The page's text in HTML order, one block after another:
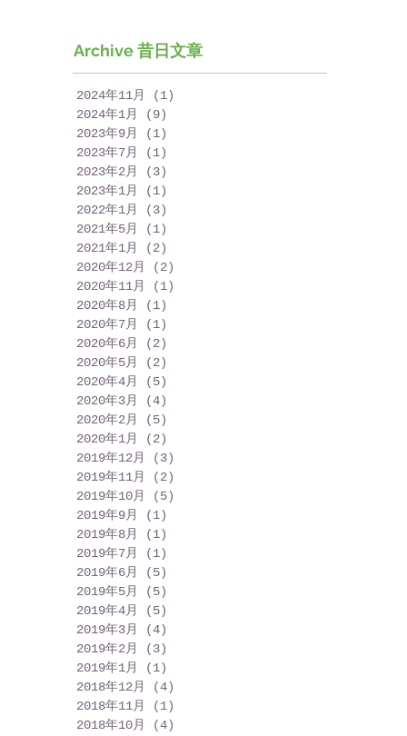
Archive 昔日文章
2024年11月 (1)
2024年1月
(9)
2023年9月
(1)
2023年7月
(1)
2023年2月
(3)
2023年1月
(1)
2022年1月
(3)
2021年5月
(1)
2021年1月
(2)
2020年12月
(2)
2020年11月
(1)
2020年8月
(1)
2020年7月
(1)
2020年6月
(2)
2020年5月
(2)
2020年4月
(5)
2020年3月
(4)
2020年2月
(5)
2020年1月
(2)
2019年12月
(3)
2019年11月
(2)
2019年10月
(5)
2019年9月
(1)
2019年8月
(1)
2019年7月
(1)
2019年6月
(5)
2019年5月
(5)
2019年4月
(5)
2019年3月
(4)
2019年2月
(3)
2019年1月
(1)
2018年12月
(4)
2018年11月
(1)
2018年10月
(4)